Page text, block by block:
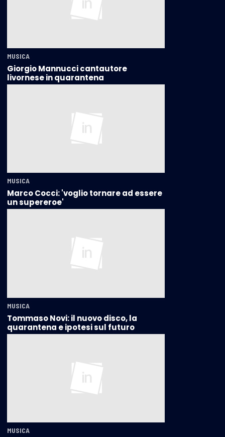
MUSICA
Giorgio Mannucci cantautore
livornese in quarantena
MUSICA
Marco Cocci: 'voglio tornare ad essere
un supereroe'
MUSICA
Tommaso Novi: il nuovo disco, la
quarantena e ipotesi sul futuro
MUSICA